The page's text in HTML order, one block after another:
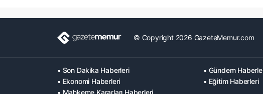
© Copyright 2026 GazeteMemur.com
• Son Dakika Haberleri • Gündem
• Ekonomi Haberleri
• Eğitim Haberleri
• Mahkeme Kararları Haberleri